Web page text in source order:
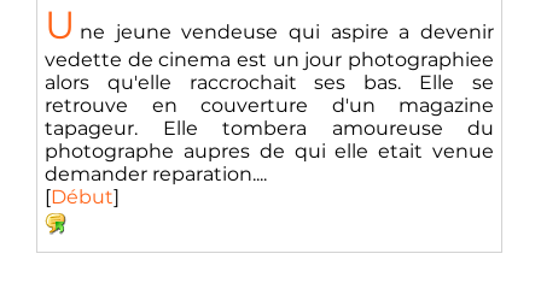
U ne jeune vendeuse qui aspire a devenir
vedette de cinema est un jour photographiee
alors qu'elle raccrochait ses bas. Elle se
retrouve en couverture d'un magazine
tapageur. Elle tombera amoureuse du
photographe aupres de qui elle etait venue
demander reparation....
[Début]